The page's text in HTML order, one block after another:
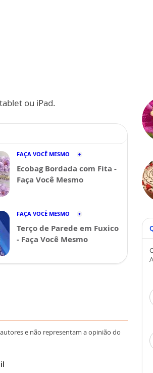
ou iPad.
FAÇA VOCÊ MESMO
Ecobag Bordada com Fita -
Faça Você Mesmo
FAÇA VOCÊ MESMO
Terço de Parede em Fuxico
- Faça Você Mesmo
e não representam a opinião do